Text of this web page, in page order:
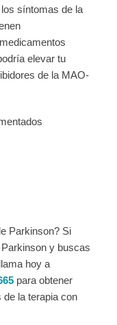
síntomas de la
elevar tu
de la MAO-
Parkinson? Si
y buscas
hoy a
para obtener
la terapia con